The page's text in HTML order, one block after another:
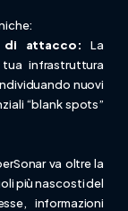
di attacco: La
infrastruttura
nuovi
“blank spots”
va oltre la
più nascosti del
informazioni